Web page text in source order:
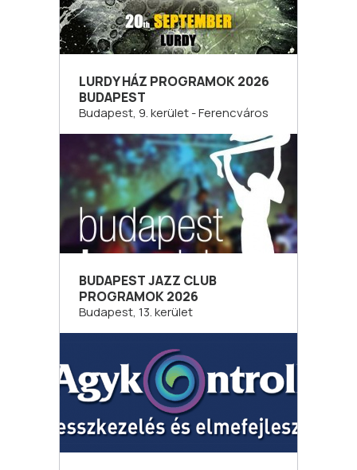
LURDY HÁZ PROGRAMOK 2026
BUDAPEST
Budapest, 9. kerület - Ferencváros
BUDAPEST JAZZ CLUB
PROGRAMOK 2026
Budapest, 13. kerület